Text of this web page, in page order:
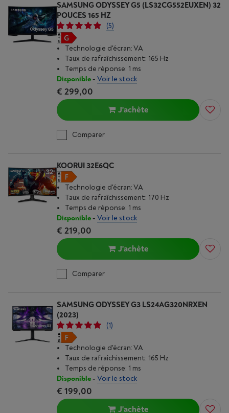
SAMSUNG ODYSSEY G5 (LS32CG552EUXEN) 32
POUCES 165 HZ
(5)
Technologie d'écran: VA
Taux de rafraîchissement: 165 Hz
Temps de réponse: 1 ms
Disponible- Voir le stock
€ 299,00
J'achète
Comparer
KOORUI 32E6QC
Technologie d'écran: VA
Taux de rafraîchissement: 170 Hz
Temps de réponse: 1 ms
Disponible- Voir le stock
€ 219,00
J'achète
Comparer
SAMSUNG ODYSSEY G3 LS24AG320NRXEN
(2023)
(1)
Technologie d'écran: VA
Taux de rafraîchissement: 165 Hz
Temps de réponse: 1 ms
Disponible- Voir le stock
€ 199,00
J'achète